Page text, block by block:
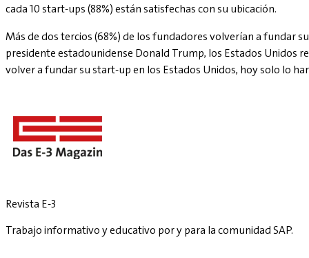
cada 10 start-ups (88%) están satisfechas con su ubicación.
Más de dos tercios (68%) de los fundadores volverían a fundar
presidente estadounidense Donald Trump, los Estados Unidos
volver a fundar su start-up en los Estados Unidos, hoy solo lo
Revista E-3
Trabajo informativo y educativo por y para la comunidad SAP.